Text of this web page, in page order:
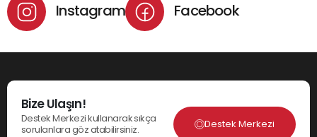
Instagram Facebook
Bize Ulaşın!
Destek Merkezi kullanarak sıkça
sorulanlara göz atabilirsiniz.
Destek Merkezi